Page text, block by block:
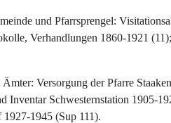
und Pfarrsprengel:
Verhandlungen 1860-1921
Versorgung der Pfarre
Inventar Schwesternstation 1905-
1927-1945 (Sup 111).